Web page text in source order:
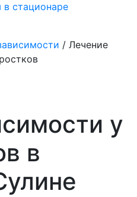
в стационаре
/ Лечение
у
в